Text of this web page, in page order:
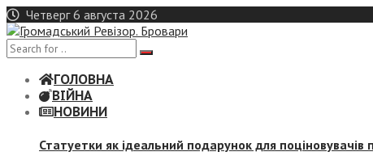
Skip
to
content
Четверг 6 августа 2026
ГОЛОВНА
ВІЙНА
НОВИНИ
Статуетки як ідеальний подарунок для поціновувачів